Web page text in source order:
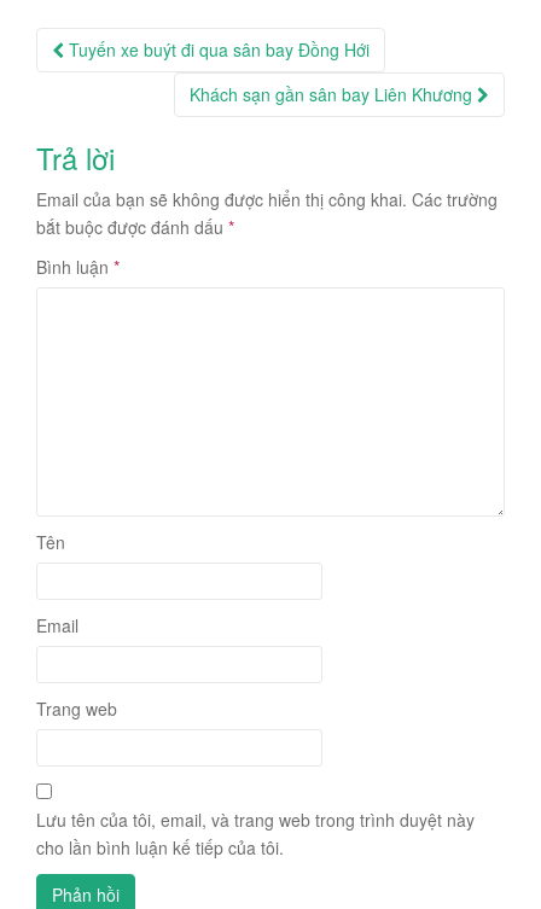
Post
Tuyến xe buýt đi qua sân bay Đồng Hới
Khách sạn gần sân bay Liên Khương
Trả lời
Email của bạn sẽ không được hiển thị công khai. Các trường
bắt buộc được đánh dấu *
Bình luận *
Tên
Email
Trang web
Lưu tên của tôi, email, và trang web trong trình duyệt này
cho lần bình luận kế tiếp của tôi.